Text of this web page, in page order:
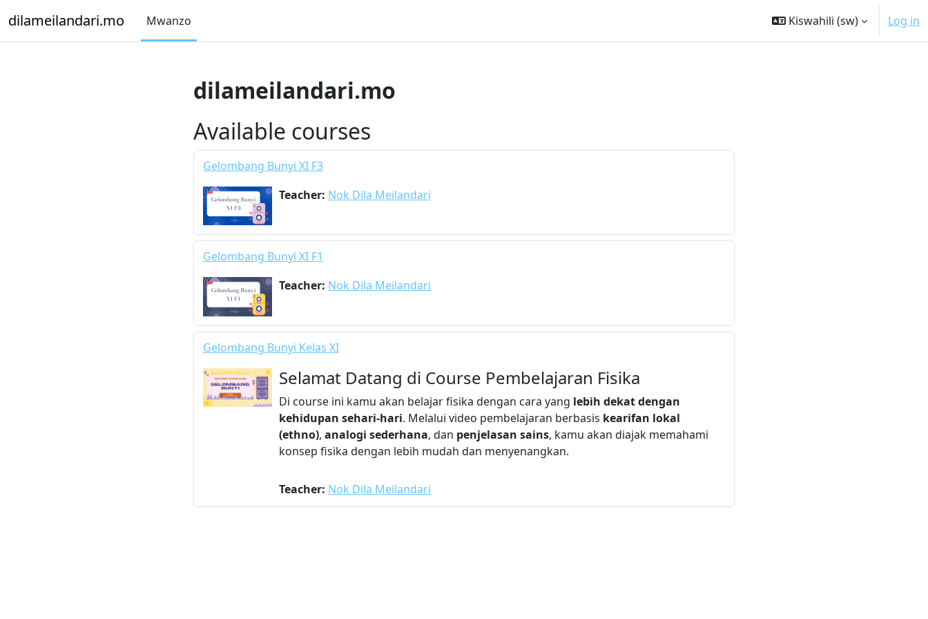
dilameilandari.mo Mwanzo Kiswahili ‎(sw)‎ Log in
dilameilandari.mo
Available courses
Gelombang Bunyi XI F3
Teacher: Nok Dila Meilandari
Gelombang Bunyi XI F1
Teacher: Nok Dila Meilandari
Gelombang Bunyi Kelas XI
Selamat Datang di Course Pembelajaran Fisika
Di course ini kamu akan belajar fisika dengan cara yang lebih dekat dengan
kehidupan sehari-hari. Melalui video pembelajaran berbasis kearifan lokal
(ethno), analogi sederhana, dan penjelasan sains, kamu akan diajak memahami
konsep fisika dengan lebih mudah dan menyenangkan.
Teacher: Nok Dila Meilandari